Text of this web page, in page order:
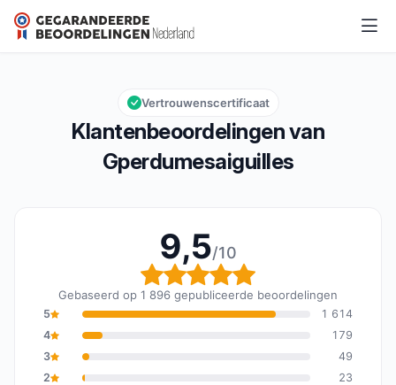
Gperdumesaiguilles
Algemene beoordeling: 9,5 van 10
9,5/10
Klantenbeoordelingen van
Gperdumesaiguilles
Vertrouwenscertificaat
9,5/10
Algemene beoordeling:
Gebaseerd op 1 896 gepubliceerde beoordelingen
5
1 614
4
179
3
49
2
23